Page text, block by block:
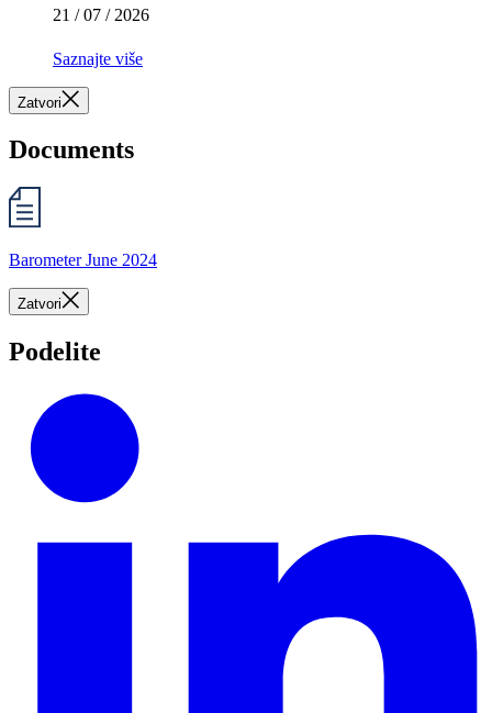
21 / 07 / 2026
Saznajte više
Zatvori
Documents
Barometer June 2024
Zatvori
Podelite